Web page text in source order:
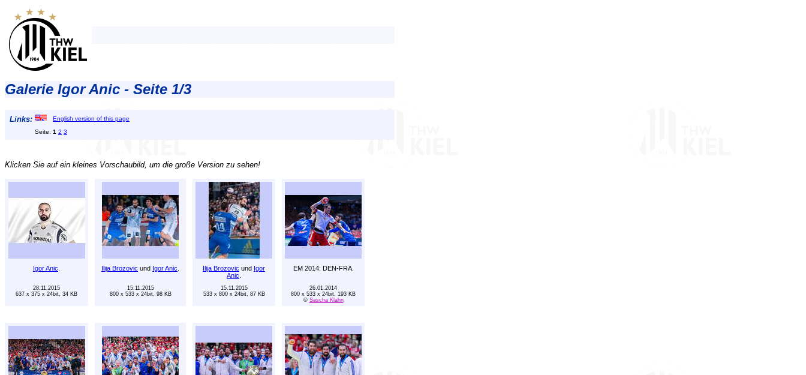
Galerie Igor Anic - Seite 1/3
Links:
English version of this page
Seite: 1 2 3
Klicken Sie auf ein kleines Vorschaubild, um die große Version zu sehen!
Igor Anic Ilija Brozovic und Igor Anic Ilija Brozovic und Igor
Anic
EM 2014: DEN-FRA.
28.11.2015
637 x 375 x 24bit, 34 KB
15.11.2015
800 x 533 x 24bit, 98 KB
15.11.2015
533 x 800 x 24bit, 87 KB
26.01.2014
800 x 533 x 24bit, 193 KB
© Sascha Klahn